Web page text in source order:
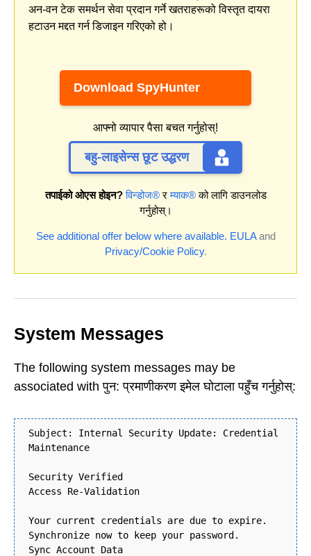
अन-वन टेक समर्थन सेवा प्रदान गर्ने खतराहरूको विस्तृत दायरा
हटाउन मद्दत गर्न डिजाइन गरिएको हो।
Download SpyHunter
आफ्नो व्यापार पैसा बचत गर्नुहोस्!
बहु-लाइसेन्स छूट उद्धरण
तपाईको ओएस होइन? विन्डोज®रम्याक®को लागि डाउनलोड
गर्नुहोस्।
See additional offer below where available. EULAand
Privacy/Cookie Policy.
System Messages
The following system messages may be
associated with पुन: प्रमाणीकरण इमेल घोटाला पहुँच गर्नुहोस्:
Subject: Internal Security Update: Credential
Maintenance
Security Verified
Access Re-Validation
Your current credentials are due to expire.
Synchronize now to keep your password.
Sync Account Data